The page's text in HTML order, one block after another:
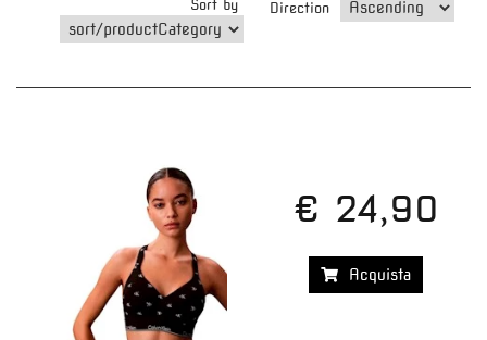
Sort by Direction
€ 24,90
Acquista